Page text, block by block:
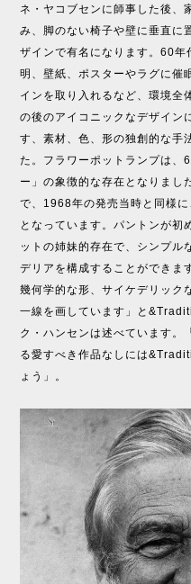
ネ・ヤコブセンに師事した後、
み、脚のない椅子や壁に垂直に
ザインで有名になります。60
明、壁紙、ポスターやラグに催
インを取り入れるなど、環境全
の後のアイコニックなデザイン
す、素材、色、形の独創的な手
た。フラワーポットランプは、
ー」の象徴的な存在となりまし
で、1968年の発売当時と同様
となっています。パントンが初
ットの姉妹的存在で、シンプル
デリアを構成することができま
幾何学的な形、サイケデリック
一線を画しています」と
ク・ハンセンは述べています。
る愛すべき作品なしには
ょう」。